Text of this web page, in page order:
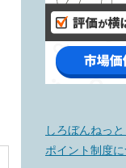
しろぼんねっ
ポイント制度